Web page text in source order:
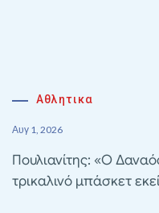
Αθλητικα
Αυγ 1, 2026
Πουλιανίτης: «Ο
τρικαλινό μπάσκετ